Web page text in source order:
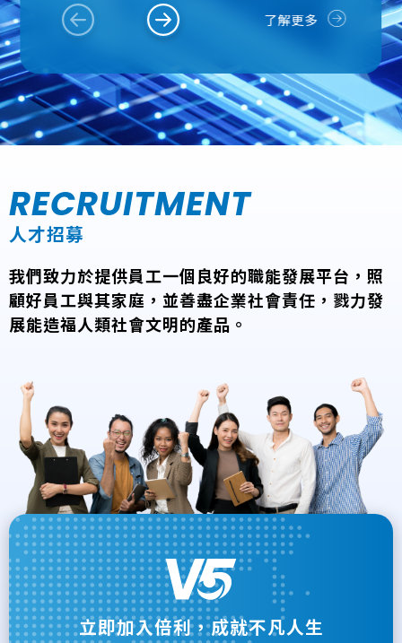
了解更多
RECRUITMENT
人才招募
我們致力於提供員工一個良好的職能發展平台，照
顧好員工與其家庭，並善盡企業社會責任，戮力發
展能造福人類社會文明的產品。
立即加入倍利，成就不凡人生